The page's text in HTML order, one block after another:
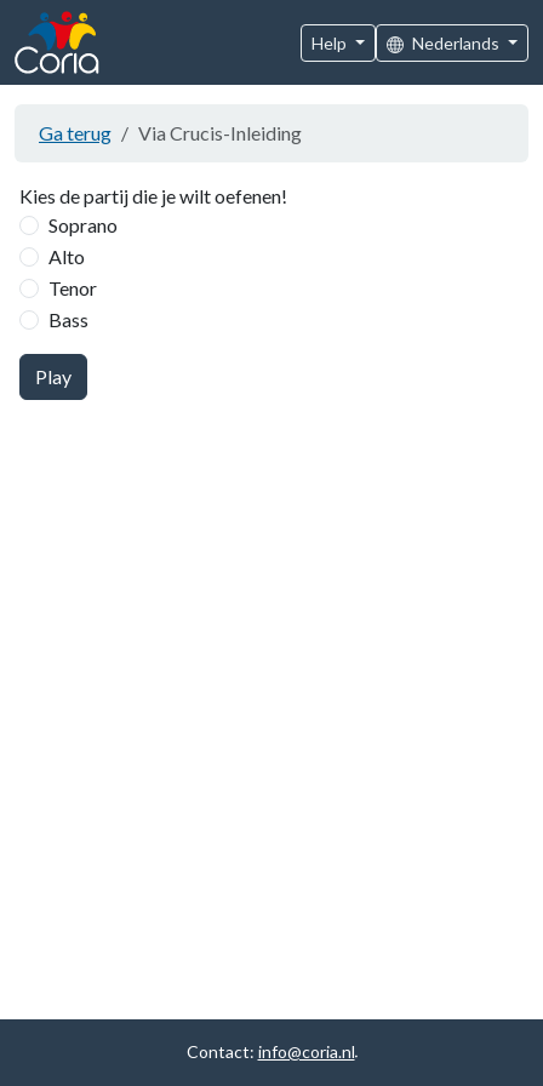
Help Nederlands
Ga terug Via Crucis-Inleiding
Kies de partij die je wilt oefenen!
Soprano
Alto
Tenor
Bass
Play
Contact: info@coria.nl.